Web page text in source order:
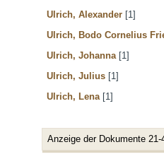
Ulrich, Alexander [1]
Ulrich, Bodo Cornelius
Ulrich, Johanna [1]
Ulrich, Julius [1]
Ulrich, Lena [1]
Anzeige der Dokumente 21-